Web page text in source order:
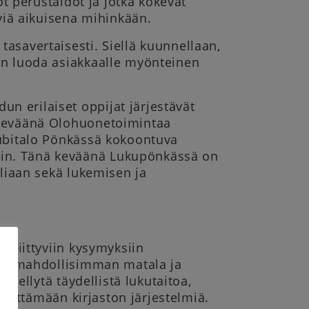
aikuisena mihinkään.
Siellä kuunnellaan,
luoda asiakkaalle myönteinen
erilaiset oppijat järjestävät
Olohuonetoimintaa
Pönkässä kokoontuva
Tänä keväänä Lukupönkässä on
sekä lukemisen ja
liittyviin kysymyksiin
mahdollisimman matala ja
täydellistä lukutaitoa,
kirjaston järjestelmiä.